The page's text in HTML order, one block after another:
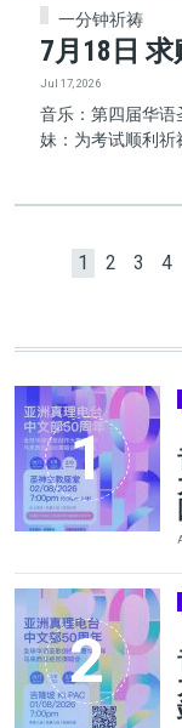
一分钟祈祷
7月18日
Jul 17, 2026
音乐：第四届华语
妹：为考试顺利祈
Current page
1 Page
2 Page
3 4